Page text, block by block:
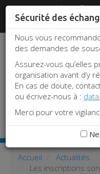
Aller
contenu
principal
Sécurité des
Nous vous
des demandes de
Assurez-vous qu’elles
organisation avant d’y
En cas de doute,
ou écrivez-nous à :
Merci pour votre
Accueil
Actualités
Les inscriptions
Panneau de gestion des